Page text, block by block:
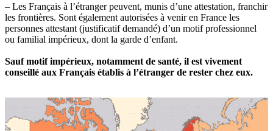
– Les Français à l’étranger peuvent, munis d’une attestation, franchir
les frontières. Sont également autorisées à venir en France les
personnes attestant (justificatif demandé) d’un motif professionnel
ou familial impérieux, dont la garde d’enfant.
Sauf motif impérieux, notamment de santé, il est vivement
conseillé aux Français établis à l’étranger de rester chez eux.